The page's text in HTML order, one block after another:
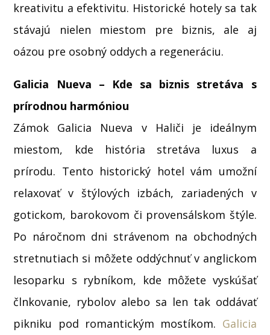
kreativitu a efektivitu. Historické hotely sa tak
stávajú nielen miestom pre biznis, ale aj
oázou pre osobný oddych a regeneráciu.
Galicia Nueva – Kde sa biznis stretáva s
prírodnou harmóniou
Zámok Galicia Nueva v Haliči je ideálnym
miestom, kde história stretáva luxus a
prírodu. Tento historický hotel vám umožní
relaxovať v štýlových izbách, zariadených v
gotickom, barokovom či provensálskom štýle.
Po náročnom dni strávenom na obchodných
stretnutiach si môžete oddýchnuť v anglickom
lesoparku s rybníkom, kde môžete vyskúšať
člnkovanie, rybolov alebo sa len tak oddávať
pikniku pod romantickým mostíkom. Galicia